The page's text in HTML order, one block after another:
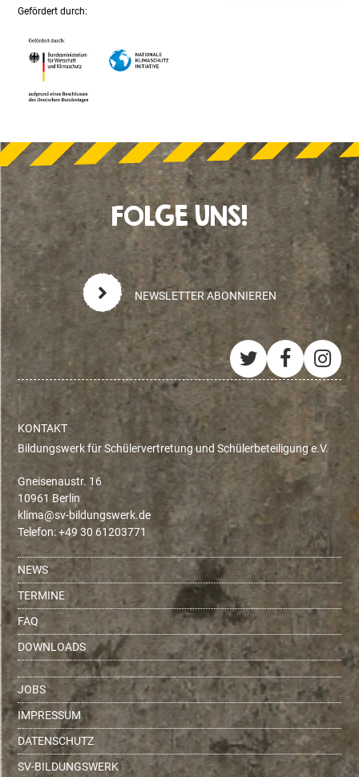
Gefördert durch:
FOLGE UNS!
NEWSLETTER ABONNIEREN
Twitter
KONTAKT
Bildungswerk für Schülervertretung und Schülerbeteiligung e.V.
Gneisenaustr. 16
10961 Berlin
ed.krewsgnudlib-vs@amilk
Telefon: +49 30 61203771
NEWS
TERMINE
FAQ
DOWNLOADS
JOBS
IMPRESSUM
DATENSCHUTZ
SV-BILDUNGSWERK